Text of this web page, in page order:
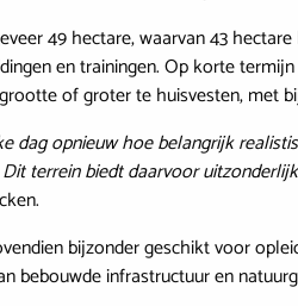
49 hectare, waarvan 43
en trainingen. Op korte
of groter te huisvesten, met
dag opnieuw hoe belangrijk
terrein biedt daarvoor
bijzonder geschikt voor
bebouwde infrastructuur en